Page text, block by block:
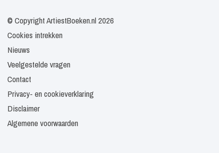
© Copyright ArtiestBoeken.nl 2026
Cookies intrekken
Nieuws
Veelgestelde vragen
Contact
Privacy- en cookieverklaring
Disclaimer
Algemene voorwaarden